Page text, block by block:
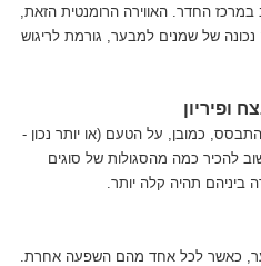
החדר. האווירה הרומנטית הזאת,
של שמנים למבער, גורמת לריגוש
ופיריון
כמובן, על הטעם (או יותר נכון -
להכיר כמה מהסגולות של סוגים
ביניהם תהיה קלה יותר.
כאשר לכל אחד מהם השפעה אחרת.